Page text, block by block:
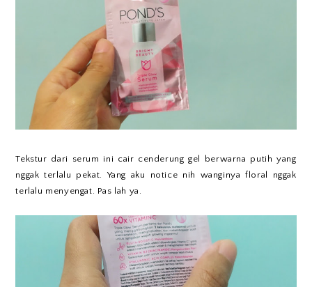
Tekstur dari serum ini cair cenderung gel berwarna putih yang
nggak terlalu pekat. Yang aku notice nih wanginya floral nggak
terlalu menyengat. Pas lah ya.